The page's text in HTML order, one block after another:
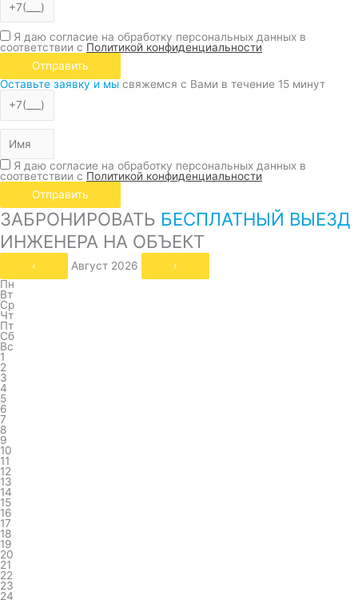
Я даю согласие на обработку персональных данных в
соответствии с Политикой конфиденциальности
Отправить
Оставьте заявку и мы свяжемся с Вами в течение 15 минут
Я даю согласие на обработку персональных данных в
соответствии с Политикой конфиденциальности
Отправить
ЗАБРОНИРОВАТЬ БЕСПЛАТНЫЙ ВЫЕЗД
ИНЖЕНЕРА НА ОБЪЕКТ
‹ Август 2026
›
Пн
Вт
Ср
Чт
Пт
Сб
Вс
1
2
3
4
5
6
7
8
9
10
11
12
13
14
15
16
17
18
19
20
21
22
23
24